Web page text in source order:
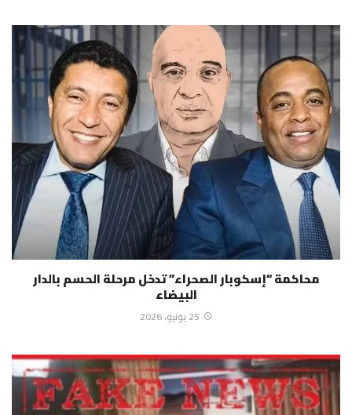
محاكمة “إسكوبار الصحراء” تدخل مرحلة الحسم بالدار
البيضاء
25 يونيو، 2026